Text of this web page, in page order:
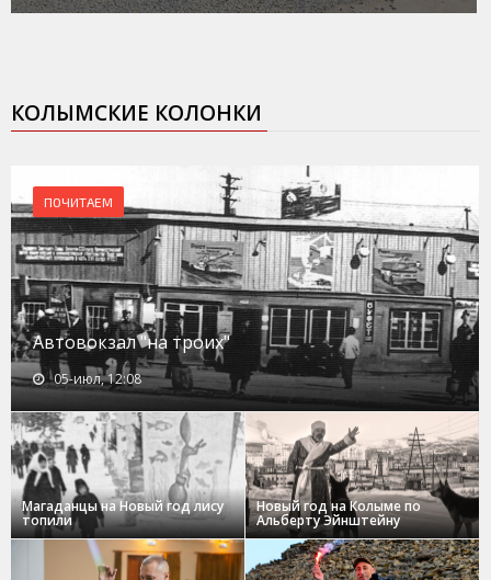
КОЛЫМСКИЕ КОЛОНКИ
ПОЧИТАЕМ
Автовокзал "на троих"
05-июл, 12:08
Магаданцы на Новый год лису
топили
Новый год на Колыме по
Альберту Эйнштейну